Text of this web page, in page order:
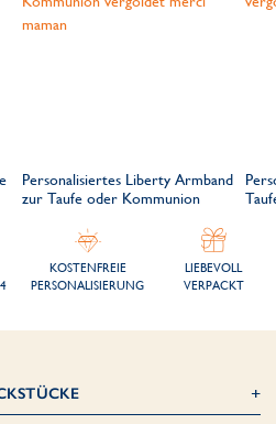
Personalisiertes Liberty Armband
zur Taufe oder Kommunion
KOSTENFREIE
PERSONALISIERUNG
LIEBEVOLL
VERPACKT